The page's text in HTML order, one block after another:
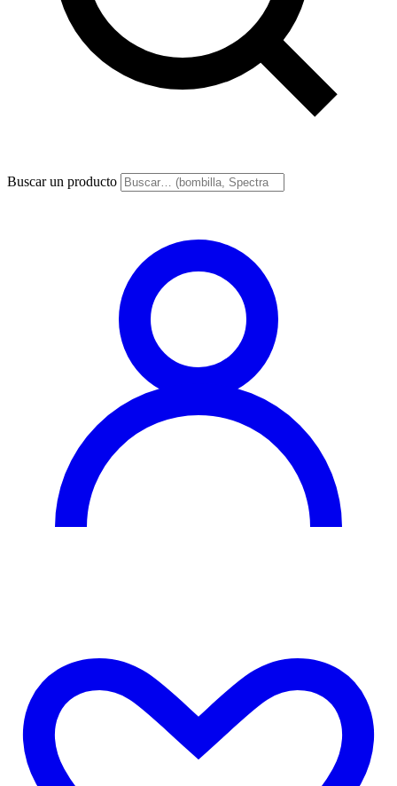
Buscar un producto